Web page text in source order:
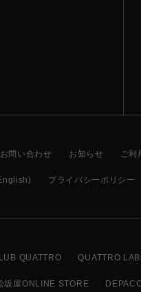
問い合わせ お知らせ ご利
プライバシーポリシー
QUATTRO QUATTRO
坂屋ONLINE STORE